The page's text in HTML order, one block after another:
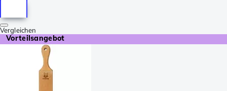
Vergleichen
Vorteilsangebot